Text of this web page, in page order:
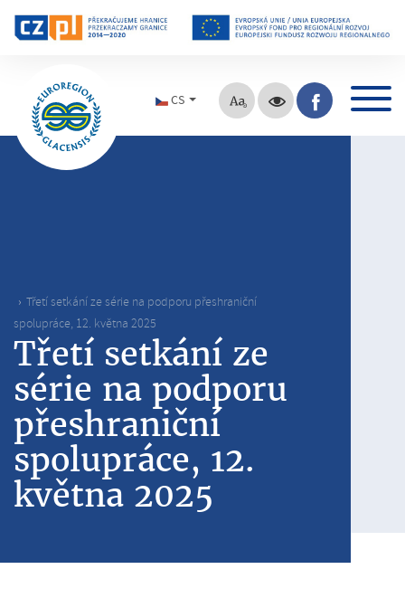
CS
Třetí setkání ze série na podporu přeshraniční
spolupráce, 12. května 2025
Třetí setkání ze
série na podporu
přeshraniční
spolupráce, 12.
května 2025